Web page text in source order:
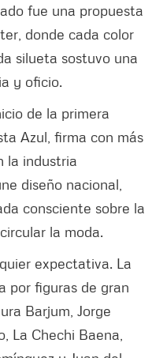
fue una propuesta
donde cada color
silueta sostuvo una
y oficio.
de la primera
Azul, firma con más
la industria
diseño nacional,
consciente sobre la
la moda.
expectativa. La
por figuras de gran
Barjum, Jorge
La Chechi Baena,